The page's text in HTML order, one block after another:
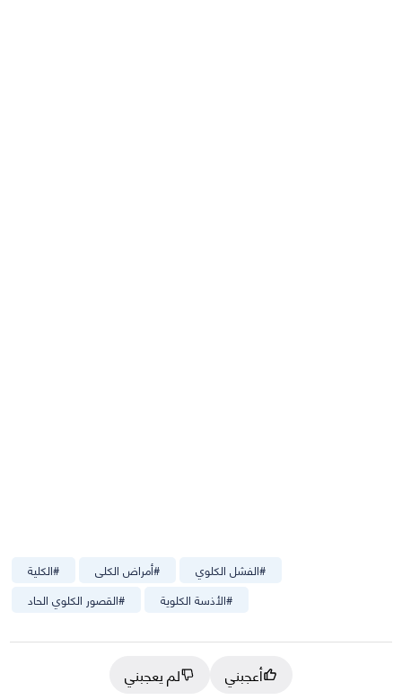
#الكلية #أمراض الكلى #الفشل الكلوي
#القصور الكلوي الحاد #الأذسة الكلوية
أعجبني
لم يعجبني